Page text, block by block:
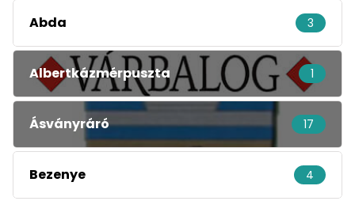
Abda 3
Albertkázmérpuszta 1
Ásványráró 17
Bezenye 4